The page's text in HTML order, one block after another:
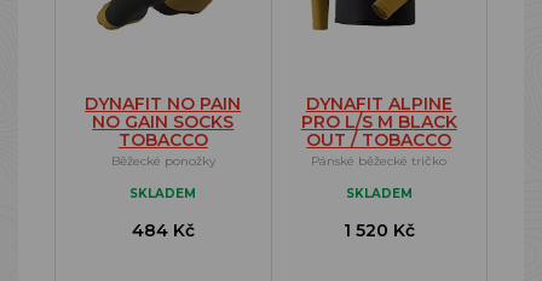
DYNAFIT NO PAIN
NO GAIN SOCKS
TOBACCO
Běžecké ponožky
SKLADEM
484 Kč
DYNAFIT ALPINE
PRO L/S M BLACK
OUT / TOBACCO
Pánské běžecké tričko
SKLADEM
1 520 Kč